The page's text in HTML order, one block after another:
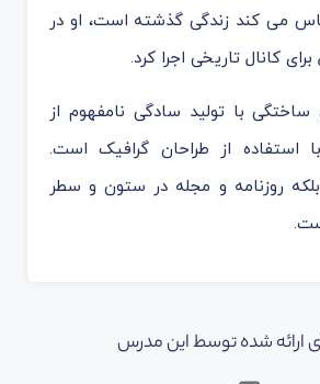
می کند زندگی گذشته است، او در
ساختگی با تولید سادگی نامفهوم از
از طراحان گرافیک است.
روزنامه و مجله در ستون و سطر
ارائه شده توسط این مدرس